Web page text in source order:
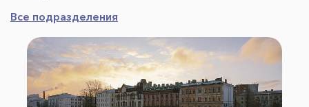
Все подразделения